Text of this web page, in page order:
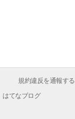
規約違反を通報する
はてなブログ